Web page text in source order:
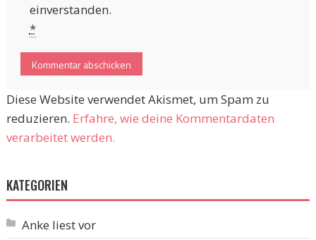
einverstanden.
*
Diese Website verwendet Akismet, um Spam zu
reduzieren. Erfahre, wie deine Kommentardaten
verarbeitet werden.
KATEGORIEN
Anke liest vor